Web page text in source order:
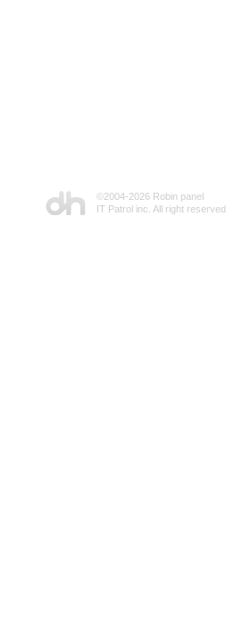
©2004-2026 Robin panel
IT Patrol inc. All right reserved.